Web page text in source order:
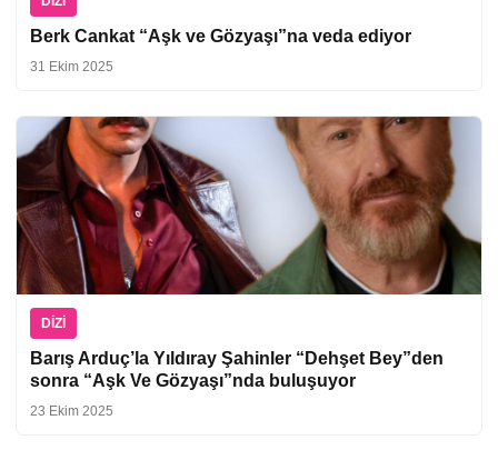
Berk Cankat “Aşk ve Gözyaşı”na veda ediyor
31 Ekim 2025
DIZI
Barış Arduç’la Yıldıray Şahinler “Dehşet Bey”den
sonra “Aşk Ve Gözyaşı”nda buluşuyor
23 Ekim 2025